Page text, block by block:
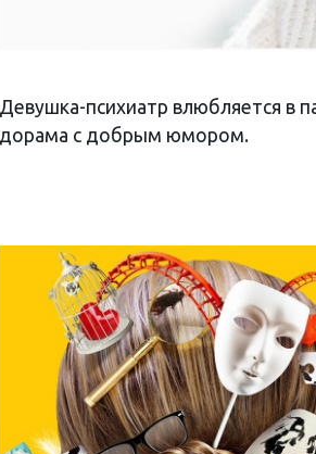
Девушка-психиатр влюбляется в
дорама с добрым юмором.